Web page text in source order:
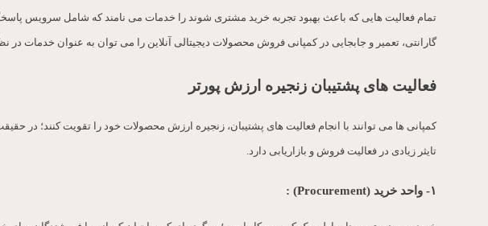
تمام فعالیت هایی که باعث بهبود تجربه خرید مشتری شوند را خدمات می نامند که شامل سرویس
گارانتی، تعمیر و جابجایی در کمپانی فروش محصولات دیجیتالی آنلاین را می توان به عنوان خدمات در
فعالیت های پشتیبان زنجیره ارزش پورتر
کمپانی ها می توانند با انجام فعالیت های پشتیبان، زنجیره ارزش محصولات خود را تقویت کنند؛ در
تایثر زیادی در فعالیت فروش و بازاریابی دارد.
۱- واحد خرید ( Procurement
) :